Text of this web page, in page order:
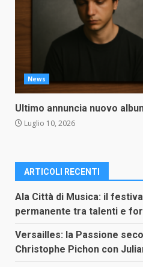
News
Ultimo annuncia nuovo
Luglio 10, 2026
ARTICOLI RECENTI
Ala Città di Musica: il
permanente tra talenti e
Versailles: la Passione
Christophe Pichon con